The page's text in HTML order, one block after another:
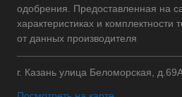
одобрения. Предоставленная на
характеристиках и комплектности
от данных производителя
г. Казань улица Беломорская,